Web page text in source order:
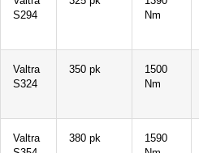
S294
Nm
Valtra
S324
350 pk
1500
Nm
Valtra
380 pk
1590